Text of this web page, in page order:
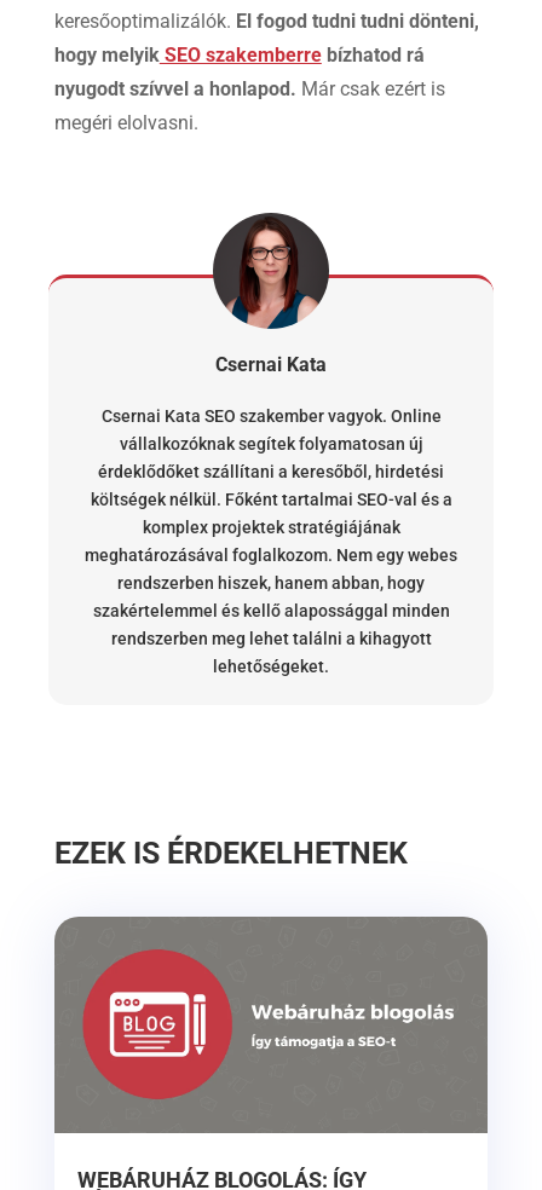
keresőoptimalizálók. El fogod tudni tudni dönteni,
hogy melyik SEO szakemberrebízhatod rá
nyugodt szívvel a honlapod. Már csak ezért is
megéri elolvasni.
Csernai Kata
Csernai Kata SEO szakember vagyok. Online
vállalkozóknak segítek folyamatosan új
érdeklődőket szállítani a keresőből, hirdetési
költségek nélkül. Főként tartalmai SEO-val és a
komplex projektek stratégiájának
meghatározásával foglalkozom. Nem egy webes
rendszerben hiszek, hanem abban, hogy
szakértelemmel és kellő alapossággal minden
rendszerben meg lehet találni a kihagyott
lehetőségeket.
EZEK IS ÉRDEKELHETNEK
WEBÁRUHÁZ BLOGOLÁS: ÍGY